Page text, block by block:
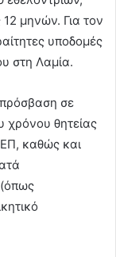
12 μηνών. Για τον
υποδομές
στη Λαμία.
σε
χρόνου θητείας
καθώς και
(όπως